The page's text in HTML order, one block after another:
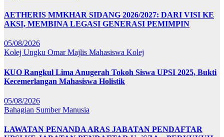
AETHERIS MMKHAR SIDANG 2026/2027: DARI VISI KE
AKSI, MEMBINA LEGASI GENERASI PEMIMPIN
05/08/2026
Kolej Ungku OmarMajlis Mahasiswa Kolej
KUO Rangkul Lima Anugerah Tokoh Siswa UPSI 2025, Bukti
Kecemerlangan Mahasiswa Holistik
05/08/2026
Bahagian Sumber Manusia
LAWATAN PENANDA ARAS JABATAN PENDAFTAR